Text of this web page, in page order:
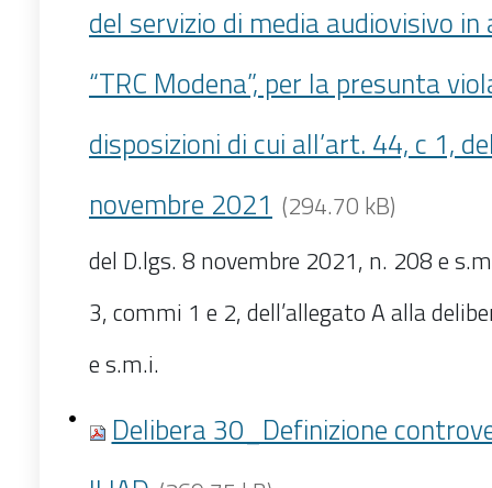
del servizio di media audiovisivo
“TRC Modena”, per la presunta
disposizioni di cui all’art. 44, c 1,
novembre 2021 (294.70 kB)
del D.lgs. 8 novembre 2021, n. 208 e
3, commi 1 e 2, dell’allegato A alla
e s.m.i.
Delibera 30_Definizione